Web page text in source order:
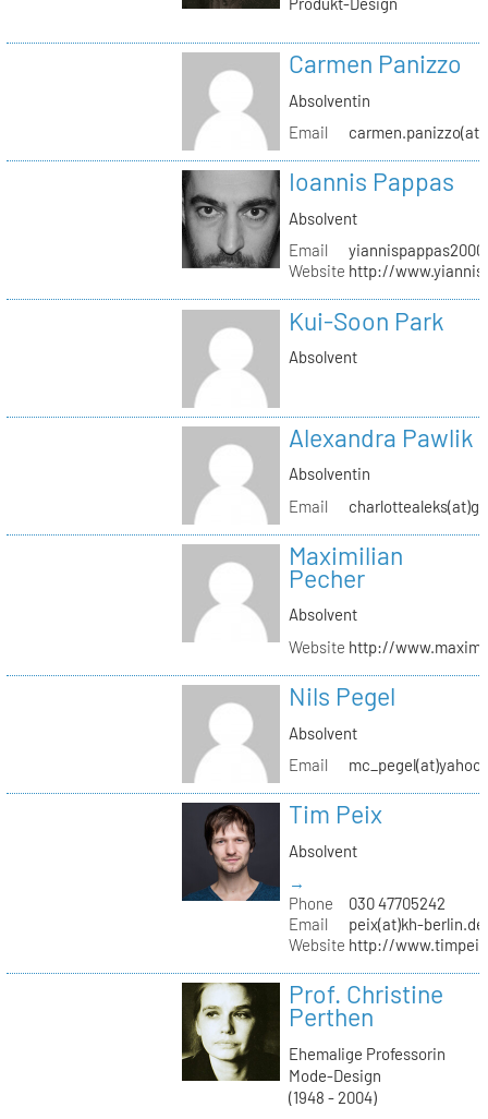
Carmen Panizzo
Absolventin
Email
Ioannis Pappas
Absolvent
Email
Website http://
Kui-Soon Park
Absolvent
Alexandra Pawlik
Absolventin
Email
Maximilian
Pecher
Absolvent
Website http://
Nils Pegel
Absolvent
Email
Tim Peix
Absolvent
→
Phone
030 47705242
Email
peix(at)kh-berlin.de
Website http://
Prof. Christine
Perthen
Ehemalige Professorin
Mode-Design
(1948 - 2004)